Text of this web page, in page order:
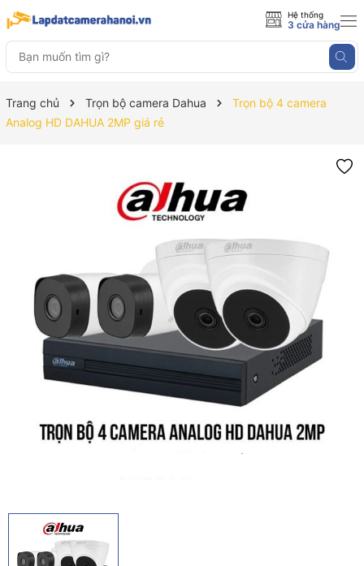
Hệ thống
3 cửa hàng
Trang chủ Trọn bộ camera Dahua
Trọn bộ 4 camera
Analog HD DAHUA 2MP giá rẻ